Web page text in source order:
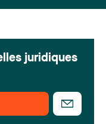
juridiques